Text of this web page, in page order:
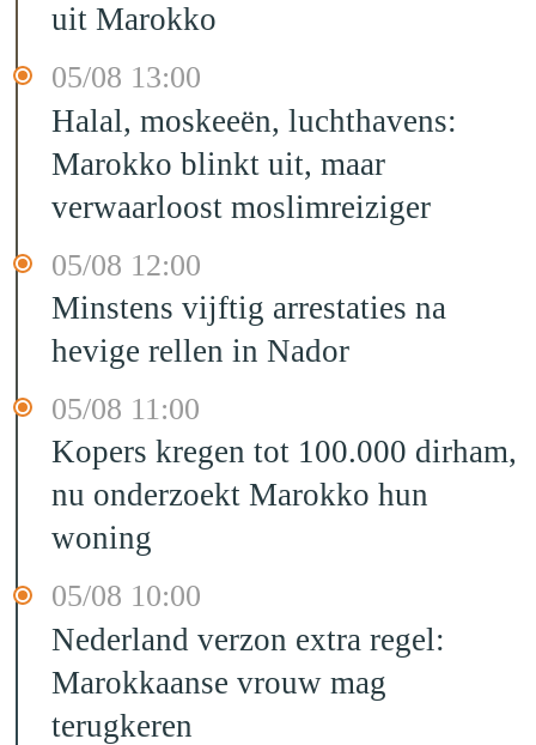
uit Marokko
05/08 13:00
Halal, moskeeën, luchthavens:
Marokko blinkt uit, maar
verwaarloost moslimreiziger
05/08 12:00
Minstens vijftig arrestaties na
hevige rellen in Nador
05/08 11:00
Kopers kregen tot 100.000 dirham,
nu onderzoekt Marokko hun
woning
05/08 10:00
Nederland verzon extra regel:
Marokkaanse vrouw mag
terugkeren